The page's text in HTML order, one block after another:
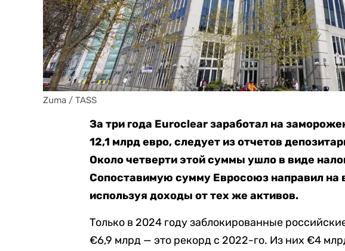
Zuma / TASS
За три года Euroclear заработал на
12,1 млрд евро, следует из отчетов
Около четверти этой суммы ушло в виде
Сопоставимую сумму Евросоюз направил на
используя доходы от тех же активов.
Только в 2024 году заблокированные
€6,9 млрд — это рекорд с 2022-го. Из них €4